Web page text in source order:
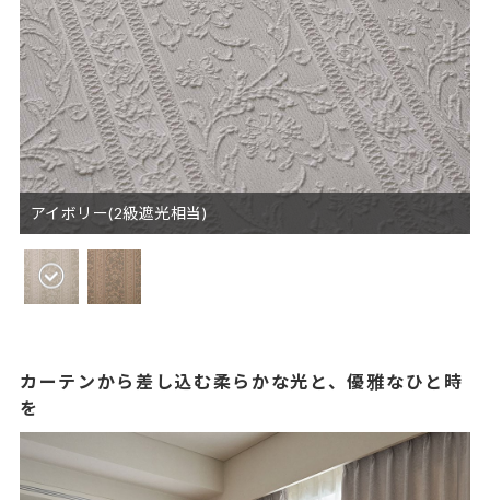
アイボリー(2級遮光相当)
カーテンから差し込む柔らかな光と、優雅なひと時
を